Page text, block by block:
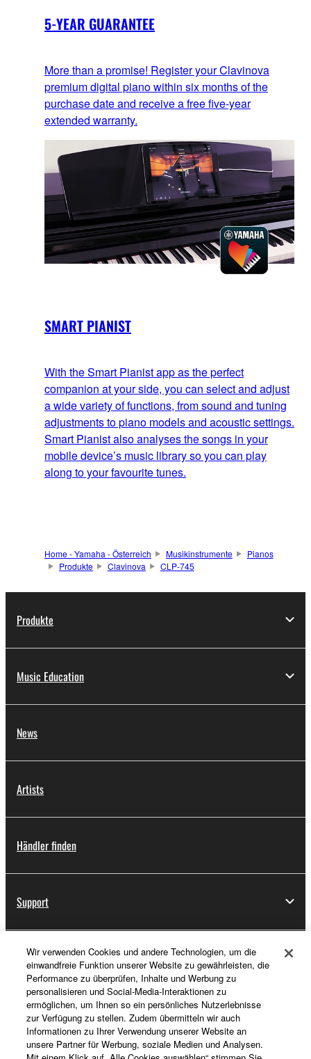
5-YEAR GUARANTEE
More than a promise! Register your Clavinova
premium digital piano within six months of the
purchase date and receive a free five-year
extended warranty.
SMART PIANIST
With the Smart Pianist app as the perfect
companion at your side, you can select and adjust
a wide variety of functions, from sound and tuning
adjustments to piano models and acoustic settings.
Smart Pianist also analyses the songs in your
mobile device’s music library so you can play
along to your favourite tunes.
Home - Yamaha - Österreich Musikinstrumente
Pianos
Produkte
Clavinova CLP-745
Produkte
Music Education
News
Artists
Händler finden
Support
Registrierung von „Yamaha Music ID“
Über Yamaha
Wir verwenden Cookies und andere Technologien, um die
einwandfreie Funktion unserer Website zu gewährleisten, die
Performance zu überprüfen, Inhalte und Werbung zu
personalisieren und Social-Media-Interaktionen zu
ermöglichen, um Ihnen so ein persönliches Nutzerlebnisse
zur Verfügung zu stellen. Zudem übermitteln wir auch
Informationen zu Ihrer Verwendung unserer Website an
unsere Partner für Werbung, soziale Medien und Analysen.